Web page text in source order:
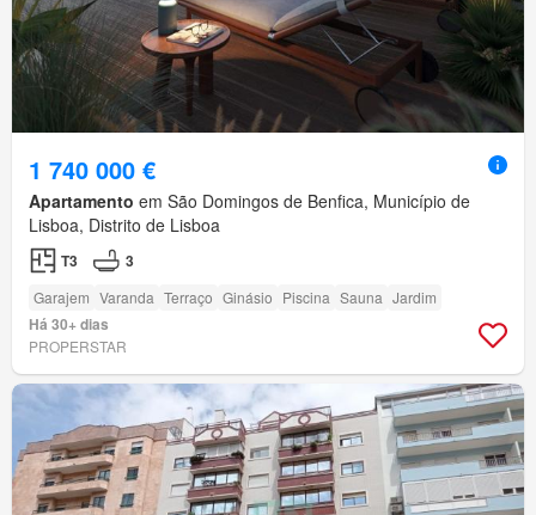
1 740 000 €
Apartamento em São Domingos de Benfica, Município de
Lisboa, Distrito de Lisboa
T3 3
Garajem Varanda Terraço Ginásio Piscina Sauna Jardim
Há 30+ dias
PROPERSTAR